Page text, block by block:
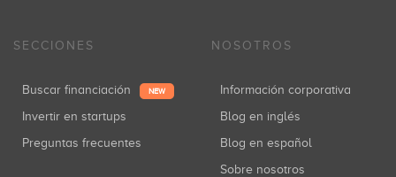
SECCIONES
Buscar financiación NEW
Invertir en startups
Preguntas frecuentes
NOSOTROS
Información corporativa
Blog en inglés
Blog en español
Sobre nosotros